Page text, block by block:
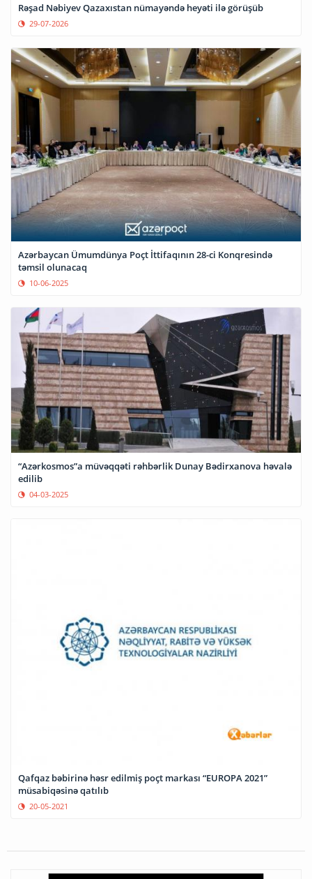
Rəşad Nəbiyev Qazaxıstan nümayəndə heyəti ilə görüşüb
29-07-2026
Azərbaycan Ümumdünya Poçt İttifaqının 28-ci Konqresində
təmsil olunacaq
10-06-2025
“Azərkosmos”a müvəqqəti rəhbərlik Dunay Bədirxanova həvalə
edilib
04-03-2025
Qafqaz bəbirinə həsr edilmiş poçt markası “EUROPA 2021”
müsabiqəsinə qatılıb
20-05-2021